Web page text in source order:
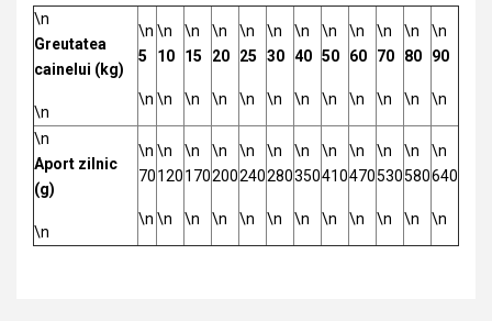
\n
Greutatea
cainelui (kg)
\n
\n
5
\n
\n
10
\n
\n
15
\n
\n
20
\n
\n
25
\n
\n
30
\n
\n
40
\n
\n
50
\n
\n
60
\n
\n
70
\n
\n
80
\n
\n
90
\n
\n
Aport zilnic
(g)
\n
\n
70
\n
\n
120
\n
\n
170
\n
\n
200
\n
\n
240
\n
\n
280
\n
\n
350
\n
\n
410
\n
\n
470
\n
\n
530
\n
\n
580
\n
\n
640
\n